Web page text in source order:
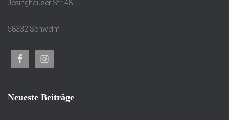
Jesinghauser Str. 48
58332 Schwelm
Neueste Beiträge